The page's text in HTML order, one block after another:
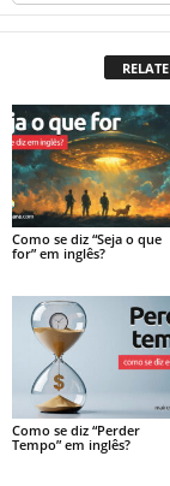
Como se diz “Seja o que
for” em inglês?
Como se diz “Perder
Tempo” em inglês?